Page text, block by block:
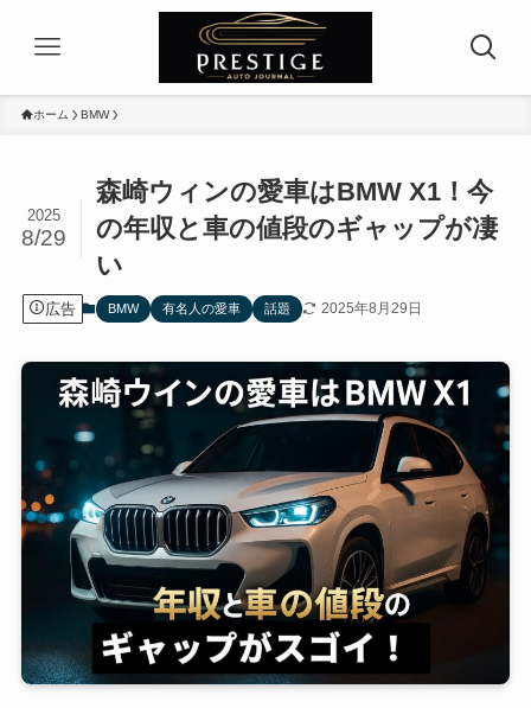
ホーム BMW
森崎ウィンの愛車はBMW X1！今
の年収と車の値段のギャップが凄
い
2025
8/29
広告 BMW 有名人の愛車 話題 2025年8月29日